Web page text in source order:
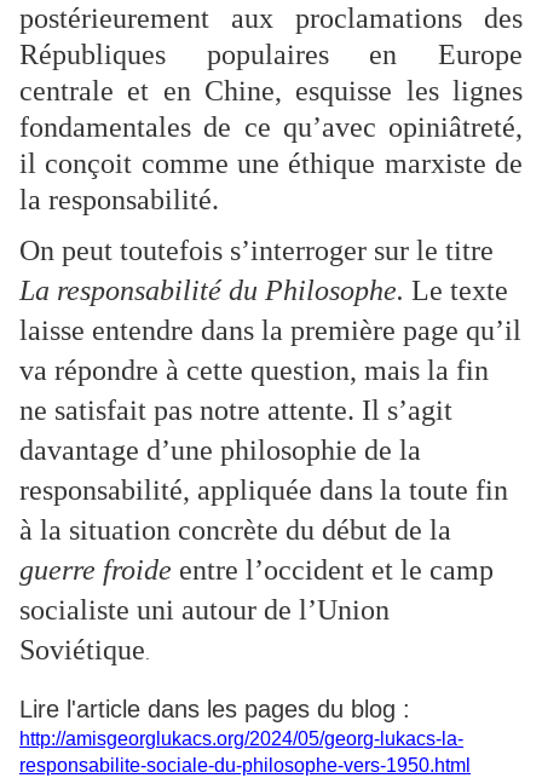
postérieurement aux proclamations des
Républiques populaires en Europe
centrale et en Chine, esquisse les lignes
fondamentales de ce qu’avec opiniâtreté,
il conçoit comme une éthique marxiste de
la responsabilité.
On peut toutefois s’interroger sur le titre
La responsabilité du Philosophe. Le texte
laisse entendre dans la première page qu’il
va répondre à cette question, mais la fin
ne satisfait pas notre attente. Il s’agit
davantage d’une philosophie de la
responsabilité, appliquée dans la toute fin
à la situation concrète du début de la
guerre froide entre l’occident et le camp
socialiste uni autour de l’Union
Soviétique
Lire l'article dans les pages du blog :
http://amisgeorglukacs.org/2024/05/georg-lukacs-la-
responsabilite-sociale-du-philosophe-vers-1950.html